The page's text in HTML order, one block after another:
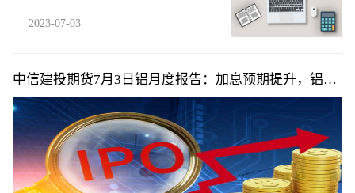
2023-07-03
中信建投期货7月3日铝月度报告：加息预期提升，铝价
上方承压_今日热闻